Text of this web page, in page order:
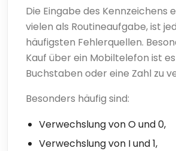
Die Eingabe des Kennzeichens
vielen als Routineaufgabe, ist
häufigsten Fehlerquellen.
Kauf über ein Mobiltelefon ist
Buchstaben oder eine Zahl zu
Besonders häufig sind:
Verwechslung von O und 0,
Verwechslung von I und 1,